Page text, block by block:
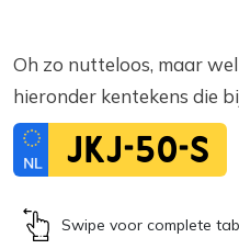
Oh zo nutteloos, maar
hieronder kentekens die
JKJ-50-S
Swipe voor complete